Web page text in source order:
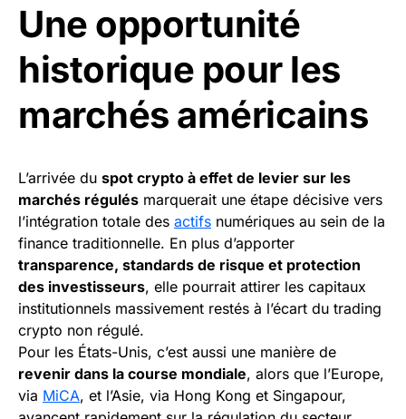
Une opportunité
historique pour les
marchés américains
L’arrivée du spot crypto à effet de levier sur les
marchés régulés marquerait une étape décisive vers
l’intégration totale des actifs numériques au sein de la
finance traditionnelle. En plus d’apporter
transparence, standards de risque et protection
des investisseurs, elle pourrait attirer les capitaux
institutionnels massivement restés à l’écart du trading
crypto non régulé.
Pour les États-Unis, c’est aussi une manière de
revenir dans la course mondiale, alors que l’Europe,
via MiCA, et l’Asie, via Hong Kong et Singapour,